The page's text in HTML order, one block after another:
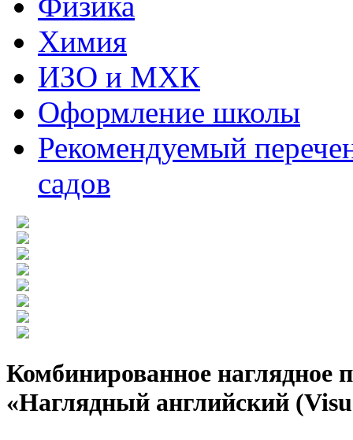
Химия
ИЗО и МХК
Оформление школы
Рекомендуемый
садов
Комбинированное наглядное
«Наглядный английский